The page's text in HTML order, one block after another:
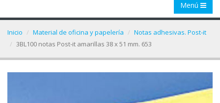
Menú
Inicio Material de oficina y papelería
Notas adhesivas. Post-it
3BL100 notas Post-it amarillas 38 x 51 mm. 653